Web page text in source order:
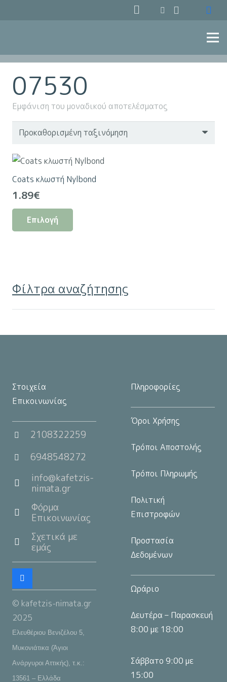
07530
Εμφάνιση του μοναδικού αποτελέσματος
Coats κλωστή Nylbond
1.89€
Επιλογή
Οι
επιλογές
να
Φίλτρα αναζήτησης
Στοιχεία
Επικοινωνίας
2108322259
6948548272
info@kafetzis-
nimata.gr
Φόρμα
Επικοινωνίας
Σχετικά με
εμάς
© kafetzis-nimata.gr
2025
Ελευθέριου Βενιζέλου 5,
Μυκονιάτικα (Άγιοι
Ανάργυροι Αττικής), τ.κ.:
13561 – Ελλάδα
Πληροφορίες
Όροι Χρήσης
Τρόποι Αποστολής
Τρόποι Πληρωμής
Πολιτική
Επιστροφών
Προστασία
Δεδομένων
Ωράριο
Δευτέρα – Παρασκευή
8:00 με 18:00
Σάββατο 9:00 με
15:00